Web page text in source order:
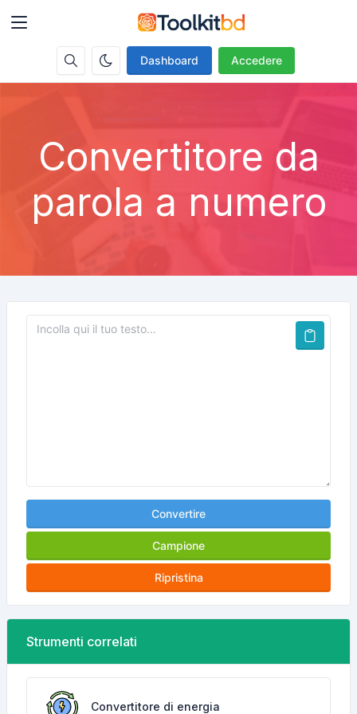
Dashboard Accedere
Convertitore da
parola a numero
Convertire
Campione
Ripristina
Strumenti correlati
Convertitore di energia